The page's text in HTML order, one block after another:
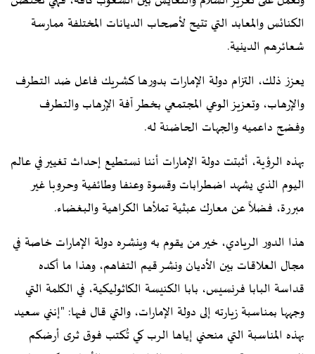
الكنائس والمعابد التي تتيح لأصحاب الديانات المختلفة ممارسة
شعائرهم الدينية.
يعزز ذلك، التزام دولة الإمارات بدورها كشريك فاعل ضد التطرف
والإرهاب، وتعزيز الوعي المجتمعي بخطر آفة الإرهاب والتطرف
وفضح داعميه والجهات الحاضنة له.
بهذه الرؤية، أثبتت دولة الإمارات أننا نستطيع إحداث تغيير في عالم
اليوم الذي يشهد اضطرابات وقسوة وعنفا وطائفية وحروبا غير
مبررة، فضلاً عن معارك عبثية تملأها الكراهية والبغضاء.
هذا الدور الريادي، خير من يقوم به وينشره دولة الإمارات خاصة في
مجال العلاقات بين الأديان ونشر قيم التفاهم، وهذا ما أكده
قداسة البابا فرنسيس، بابا الكنيسة الكاثوليكية، في الكلمة التي
وجهها بمناسبة زيارته إلى دولة الإمارات، والتي قال فيها: "إنني سعيد
بهذه المناسبة التي منحني إياها الرب كي تُكتب فوق ثرى أرضكم